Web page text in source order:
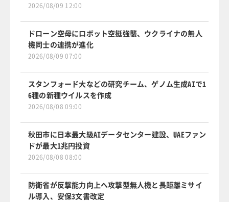
2026/08/09 12:00
ドローン空母にロボット空挺強襲、ウクライナの無人
機同士の連携が進化
2026/08/09 07:00
スタンフォード大などの研究チーム、ゲノム生成AIで1
6種の新種ウイルスを作成
2026/08/08 09:00
秋田市に日本最大級AIデータセンター建設、UAEファン
ドが最大1兆円投資
2026/08/08 08:00
防衛省が反撃能力向上へ攻撃型無人機と長距離ミサイ
ル導入、安保3文書改定